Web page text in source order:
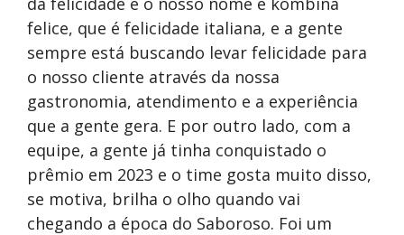
felice, que é felicidade italiana, e a gente
sempre está buscando levar felicidade para
o nosso cliente através da nossa
gastronomia, atendimento e a experiência
que a gente gera. E por outro lado, com a
equipe, a gente já tinha conquistado o
prêmio em 2023 e o time gosta muito disso,
se motiva, brilha o olho quando vai
chegando a época do Saboroso. Foi um